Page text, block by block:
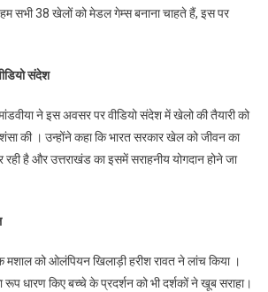
हम सभी 38 खेलों को मेडल गेम्स बनाना चाहते हैं, इस पर
संदेश
ने इस अवसर पर वीडियो संदेश में खेलो की तैयारी को
की । उन्होंने कहा कि भारत सरकार खेल को जीवन का
है और उत्तराखंड का इसमें सराहनीय योगदान होने जा
मशाल को ओलंपियन खिलाड़ी हरीश रावत ने लांच किया ।
रूप धारण किए बच्चे के प्रदर्शन को भी दर्शकों ने खूब सराहा।